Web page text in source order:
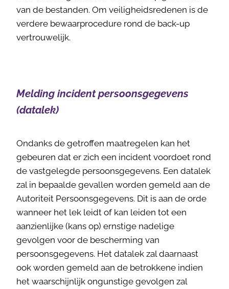
van de bestanden. Om veiligheidsredenen is de
verdere bewaarprocedure rond de back-up
vertrouwelijk.
Melding incident persoonsgegevens
(datalek)
Ondanks de getroffen maatregelen kan het
gebeuren dat er zich een incident voordoet rond
de vastgelegde persoonsgegevens. Een datalek
zal in bepaalde gevallen worden gemeld aan de
Autoriteit Persoonsgegevens. Dit is aan de orde
wanneer het lek leidt of kan leiden tot een
aanzienlijke (kans op) ernstige nadelige
gevolgen voor de bescherming van
persoonsgegevens. Het datalek zal daarnaast
ook worden gemeld aan de betrokkene indien
het waarschijnlijk ongunstige gevolgen zal